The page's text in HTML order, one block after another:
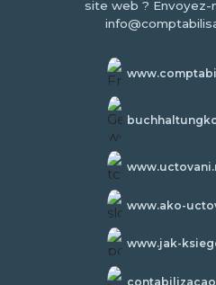
site web ? Envoyez-
www.ako-
www.jak-